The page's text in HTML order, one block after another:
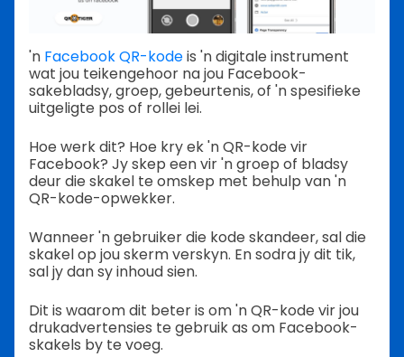
'n Facebook QR-kodeis 'n digitale instrument
wat jou teikengehoor na jou Facebook-
sakebladsy, groep, gebeurtenis, of 'n spesifieke
uitgeligte pos of rollei lei.
Hoe werk dit? Hoe kry ek 'n QR-kode vir
Facebook? Jy skep een vir 'n groep of bladsy
deur die skakel te omskep met behulp van 'n
QR-kode-opwekker.
Wanneer 'n gebruiker die kode skandeer, sal die
skakel op jou skerm verskyn. En sodra jy dit tik,
sal jy dan sy inhoud sien.
Dit is waarom dit beter is om 'n QR-kode vir jou
drukadvertensies te gebruik as om Facebook-
skakels by te voeg.